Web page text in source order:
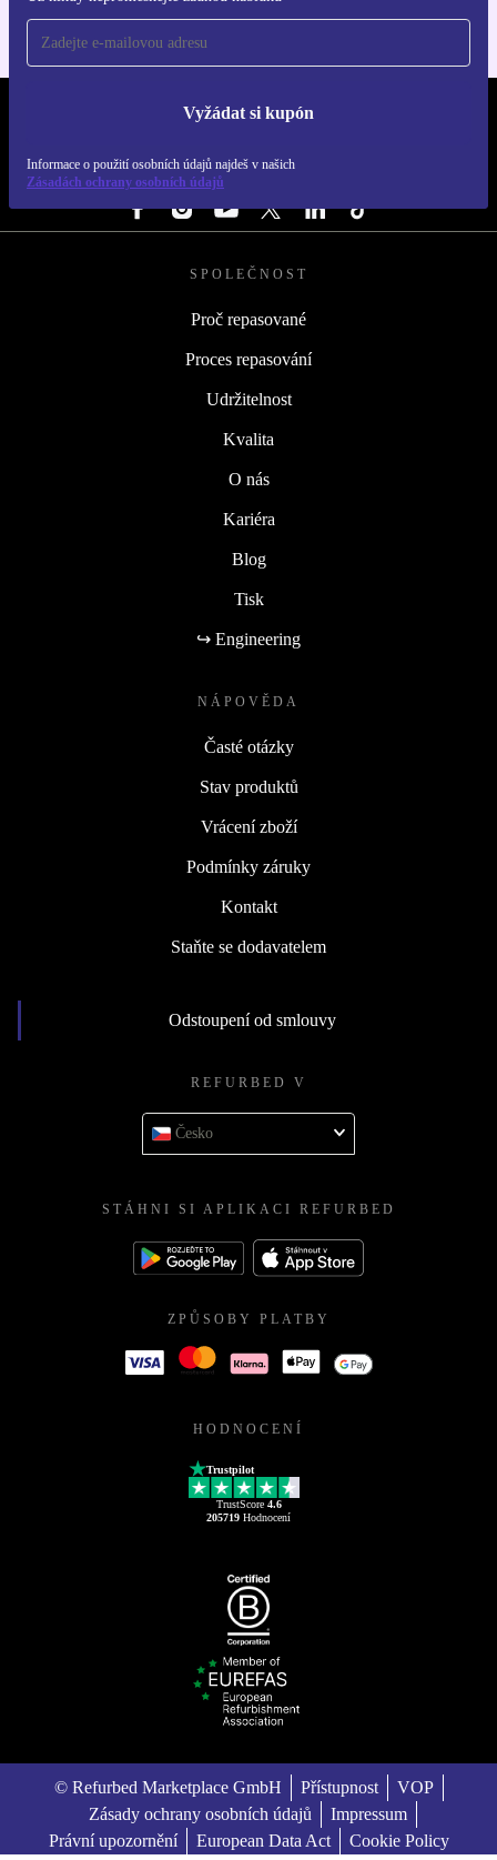
Vyžádat si kupón
Informace o použití osobních údajů najdeš v našich
Zásadách ochrany osobních údajů
REFURBED ČESKO - RETHINK NEW.
SLEDUJ NÁS
SPOLEČNOST
Proč repasované
Proces repasování
Udržitelnost
Kvalita
O nás
Kariéra
Blog
Tisk
↪ Engineering
NÁPOVĚDA
Časté otázky
Stav produktů
Vrácení zboží
Podmínky záruky
Kontakt
Staňte se dodavatelem
Odstoupení od smlouvy
REFURBED V
Česko
STÁHNI SI APLIKACI REFURBED
ZPŮSOBY PLATBY
HODNOCENÍ
Trustpilot
TrustScore 4.6
205719 Hodnocení
© Refurbed Marketplace GmbH Přístupnost
VOP
Zásady ochrany osobních údajů
Impressum
Právní upozornění
European Data Act Cookie Policy